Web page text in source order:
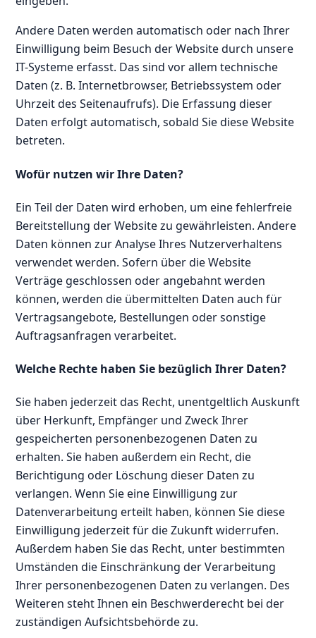
Andere Daten werden automatisch oder nach Ihrer
Einwilligung beim Besuch der Website durch unsere
IT-Systeme erfasst. Das sind vor allem technische
Daten (z. B. Internetbrowser, Betriebssystem oder
Uhrzeit des Seitenaufrufs). Die Erfassung dieser
Daten erfolgt automatisch, sobald Sie diese Website
betreten.
Wofür nutzen wir Ihre Daten?
Ein Teil der Daten wird erhoben, um eine fehlerfreie
Bereitstellung der Website zu gewährleisten. Andere
Daten können zur Analyse Ihres Nutzerverhaltens
verwendet werden. Sofern über die Website
Verträge geschlossen oder angebahnt werden
können, werden die übermittelten Daten auch für
Vertragsangebote, Bestellungen oder sonstige
Auftragsanfragen verarbeitet.
Welche Rechte haben Sie bezüglich Ihrer Daten?
Sie haben jederzeit das Recht, unentgeltlich Auskunft
über Herkunft, Empfänger und Zweck Ihrer
gespeicherten personenbezogenen Daten zu
erhalten. Sie haben außerdem ein Recht, die
Berichtigung oder Löschung dieser Daten zu
verlangen. Wenn Sie eine Einwilligung zur
Datenverarbeitung erteilt haben, können Sie diese
Einwilligung jederzeit für die Zukunft widerrufen.
Außerdem haben Sie das Recht, unter bestimmten
Umständen die Einschränkung der Verarbeitung
Ihrer personenbezogenen Daten zu verlangen. Des
Weiteren steht Ihnen ein Beschwerderecht bei der
zuständigen Aufsichtsbehörde zu.